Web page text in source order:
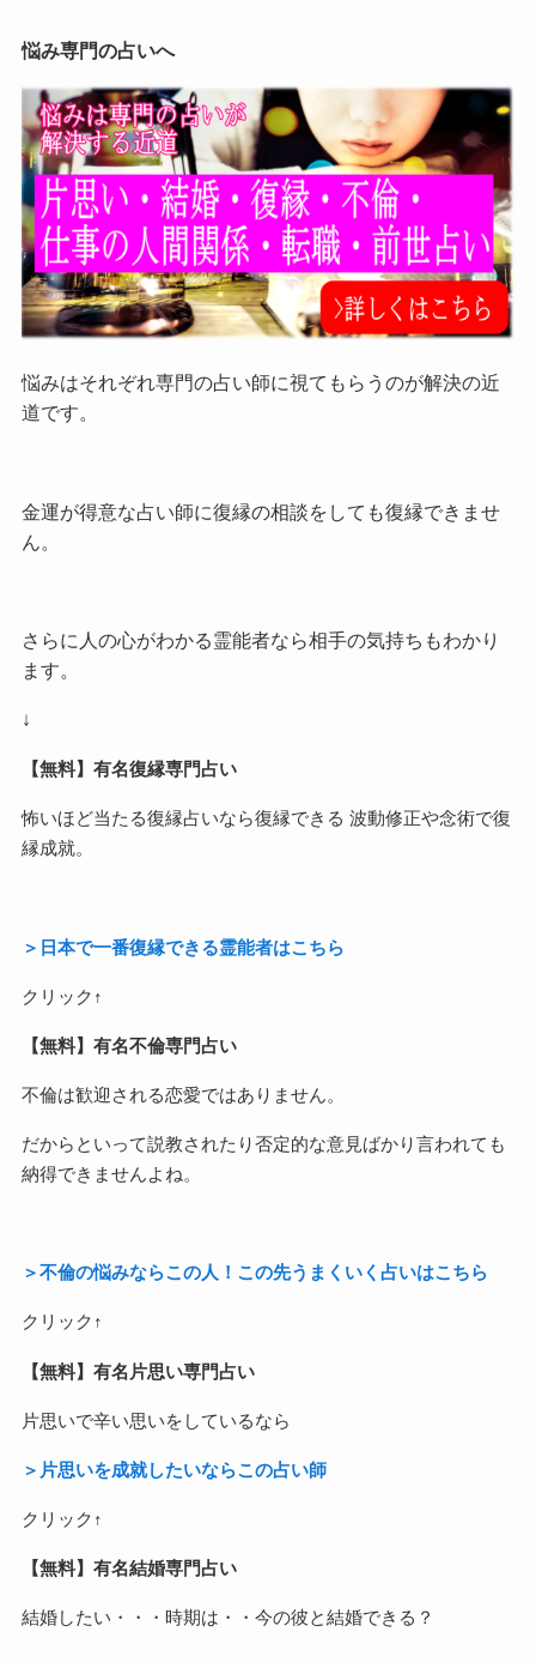
悩み専門の占いへ
悩みはそれぞれ専門の占い師に視てもらうのが解決の近
道です。
金運が得意な占い師に復縁の相談をしても復縁できませ
ん。
さらに人の心がわかる霊能者なら相手の気持ちもわかり
ます。
↓
【無料】有名復縁専門占い
怖いほど当たる復縁占いなら復縁できる 波動修正や念術で復
縁成就。
＞日本で一番復縁できる霊能者はこちら
クリック↑
【無料】有名不倫専門占い
不倫は歓迎される恋愛ではありません。
だからといって説教されたり否定的な意見ばかり言われても
納得できませんよね。
＞不倫の悩みならこの人！この先うまくいく占いはこちら
クリック↑
【無料】有名片思い専門占い
片思いで辛い思いをしているなら
＞片思いを成就したいならこの占い師
クリック↑
【無料】有名結婚専門占い
結婚したい・・・時期は・・今の彼と結婚できる？